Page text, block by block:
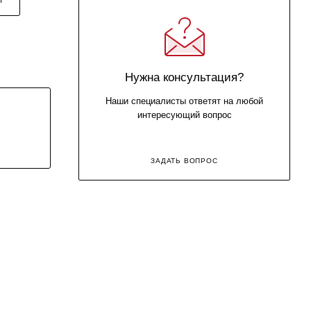
Нужна консультация?
Наши специалисты ответят на любой
интересующий вопрос
ЗАДАТЬ ВОПРОС